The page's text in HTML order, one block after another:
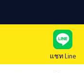
แชท Line